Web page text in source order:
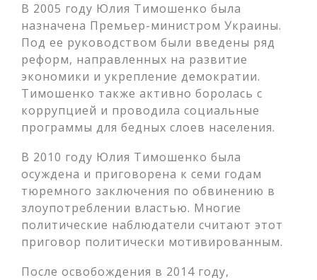
В 2005 году Юлия Тимошенко была
назначена Премьер-министром Украины.
Под ее руководством были введены ряд
реформ, направленных на развитие
экономики и укрепление демократии.
Тимошенко также активно боролась с
коррупцией и проводила социальные
программы для бедных слоев населения.
В 2010 году Юлия Тимошенко была
осуждена и приговорена к семи годам
тюремного заключения по обвинению в
злоупотреблении властью. Многие
политические наблюдатели считают этот
приговор политически мотивированным.
После освобождения в 2014 году,